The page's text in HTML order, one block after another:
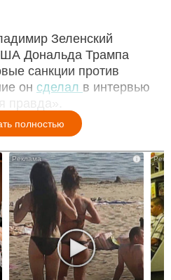
Зеленский
Дональда Трампа
санкции против
он сделал в интервью
правда».
полностью
i